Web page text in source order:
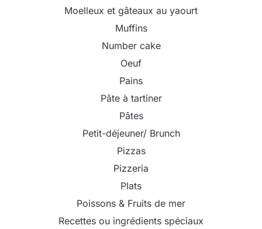
Moelleux et gâteaux au yaourt
Muffins
Number cake
Oeuf
Pains
Pâte à tartiner
Pâtes
Petit-déjeuner/ Brunch
Pizzas
Pizzeria
Plats
Poissons & Fruits de mer
Recettes ou ingrédients spéciaux